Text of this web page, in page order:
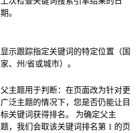
期。
显示跟踪指定关键词的特定位置（国
家、州/省或城市）。
父主题用于判断：在页面改为针对更
广泛主题的情况下，您是否仍能让目
标关键词获得排名。 为确定父主
题，我们会取该关键词排名第 1 的页